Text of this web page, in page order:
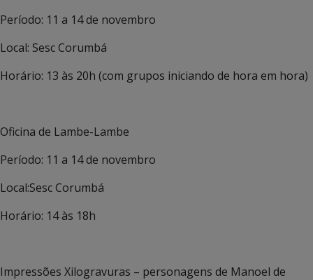
Período: 11 a 14 de novembro
Local: Sesc Corumbá
Horário: 13 às 20h (com grupos iniciando de hora em hora)
Oficina de Lambe-Lambe
Período: 11 a 14 de novembro
Local:Sesc Corumbá
Horário: 14 às 18h
Impressões Xilogravuras – personagens de Manoel de